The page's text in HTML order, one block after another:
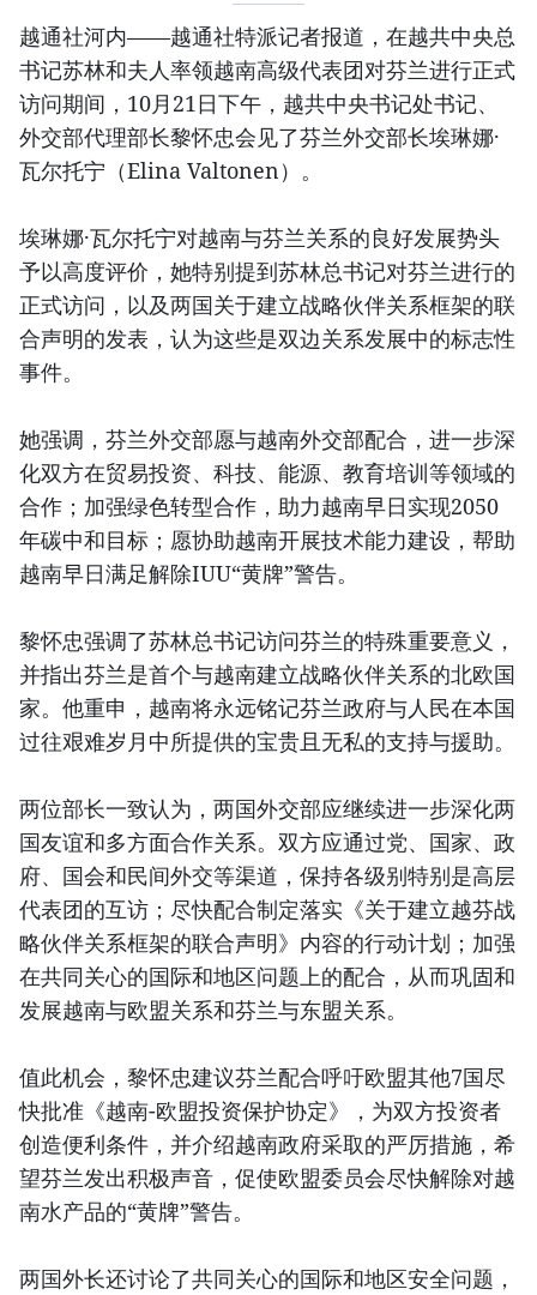
越通社河内——越通社特派记者报道，在越共中央总
书记苏林和夫人率领越南高级代表团对芬兰进行正式
访问期间，10月21日下午，越共中央书记处书记、
外交部代理部长黎怀忠会见了芬兰外交部长埃琳娜·
瓦尔托宁（Elina Valtonen）。
埃琳娜·瓦尔托宁对越南与芬兰关系的良好发展势头
予以高度评价，她特别提到苏林总书记对芬兰进行的
正式访问，以及两国关于建立战略伙伴关系框架的联
合声明的发表，认为这些是双边关系发展中的标志性
事件。
她强调，芬兰外交部愿与越南外交部配合，进一步深
化双方在贸易投资、科技、能源、教育培训等领域的
合作；加强绿色转型合作，助力越南早日实现2050
年碳中和目标；愿协助越南开展技术能力建设，帮助
越南早日满足解除IUU“黄牌”警告。
黎怀忠强调了苏林总书记访问芬兰的特殊重要意义，
并指出芬兰是首个与越南建立战略伙伴关系的北欧国
家。他重申，越南将永远铭记芬兰政府与人民在本国
过往艰难岁月中所提供的宝贵且无私的支持与援助。
两位部长一致认为，两国外交部应继续进一步深化两
国友谊和多方面合作关系。双方应通过党、国家、政
府、国会和民间外交等渠道，保持各级别特别是高层
代表团的互访；尽快配合制定落实《关于建立越芬战
略伙伴关系框架的联合声明》内容的行动计划；加强
在共同关心的国际和地区问题上的配合，从而巩固和
发展越南与欧盟关系和芬兰与东盟关系。
值此机会，黎怀忠建议芬兰配合呼吁欧盟其他7国尽
快批准《越南-欧盟投资保护协定》，为双方投资者
创造便利条件，并介绍越南政府采取的严厉措施，希
望芬兰发出积极声音，促使欧盟委员会尽快解除对越
南水产品的“黄牌”警告。
两国外长还讨论了共同关心的国际和地区安全问题，